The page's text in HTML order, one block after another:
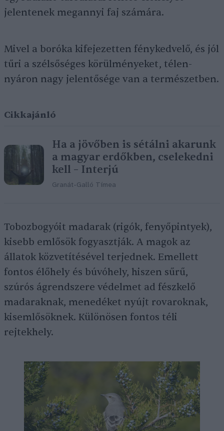
jelentenek megannyi faj számára.
Mivel a boróka kifejezetten fénykedvelő, és jól
tűri a szélsőséges körülményeket, télen-
nyáron nagy jelentősége van a természetben.
Cikkajánló
Ha a jövőben is sétálni akarunk
a magyar erdőkben, cselekedni
kell – Interjú
Granát-Galló Tímea
Tobozbogyóit madarak (rigók, fenyőpintyek),
kisebb emlősök fogyasztják. A magok az
állatok közvetítésével terjednek. Emellett
fontos élőhely és búvóhely, hiszen sűrű,
szúrós ágrendszere védelmet ad fészkelő
madaraknak, menedéket nyújt rovaroknak,
kisemlősöknek. Különösen fontos téli
rejtekhely.